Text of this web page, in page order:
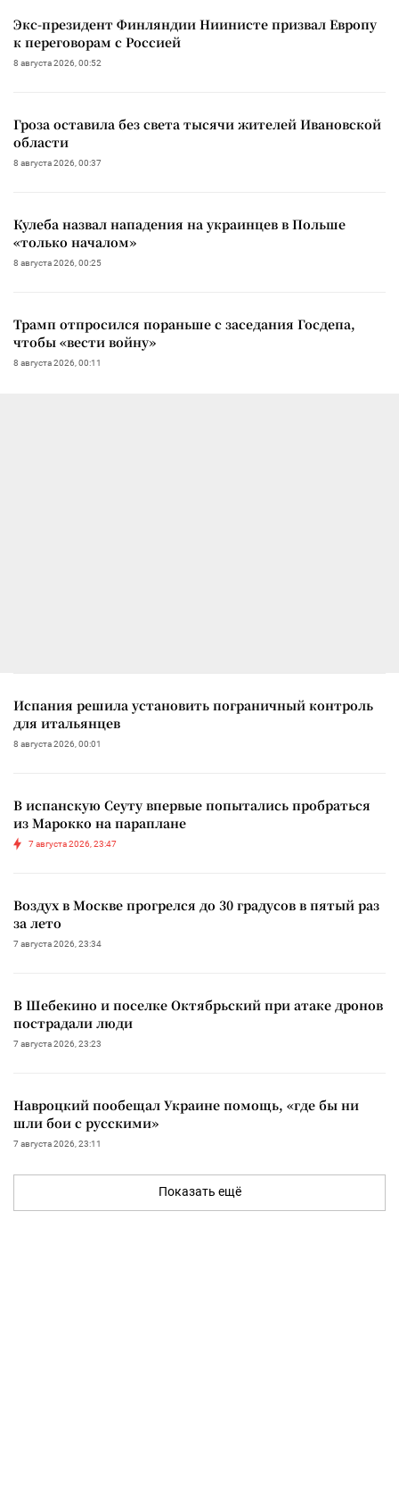
Экс-президент Финляндии Ниинисте призвал Европу
к переговорам с Россией
8 августа 2026, 00:52
Гроза оставила без света тысячи жителей Ивановской
области
8 августа 2026, 00:37
Кулеба назвал нападения на украинцев в Польше
«только началом»
8 августа 2026, 00:25
Трамп отпросился пораньше с заседания Госдепа,
чтобы «вести войну»
8 августа 2026, 00:11
Испания решила установить пограничный контроль
для итальянцев
8 августа 2026, 00:01
В испанскую Сеуту впервые попытались пробраться
из Марокко на параплане
7 августа 2026, 23:47
Воздух в Москве прогрелся до 30 градусов в пятый раз
за лето
7 августа 2026, 23:34
В Шебекино и поселке Октябрьский при атаке дронов
пострадали люди
7 августа 2026, 23:23
Навроцкий пообещал Украине помощь, «где бы ни
шли бои с русскими»
7 августа 2026, 23:11
Показать ещё